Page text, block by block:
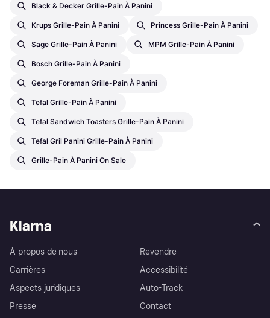
Black & Decker Grille-Pain À Panini
Krups Grille-Pain À Panini Princess Grille-Pain À Panini
Sage Grille-Pain À Panini MPM Grille-Pain À Panini
Bosch Grille-Pain À Panini
George Foreman Grille-Pain À Panini
Tefal Grille-Pain À Panini
Tefal Sandwich Toasters Grille-Pain À Panini
Tefal Gril Panini Grille-Pain À Panini
Grille-Pain À Panini On Sale
Klarna
À propos de nous
Carrières
Aspects juridiques
Presse
Revendre
Accessibilité
Auto-Track
Contact